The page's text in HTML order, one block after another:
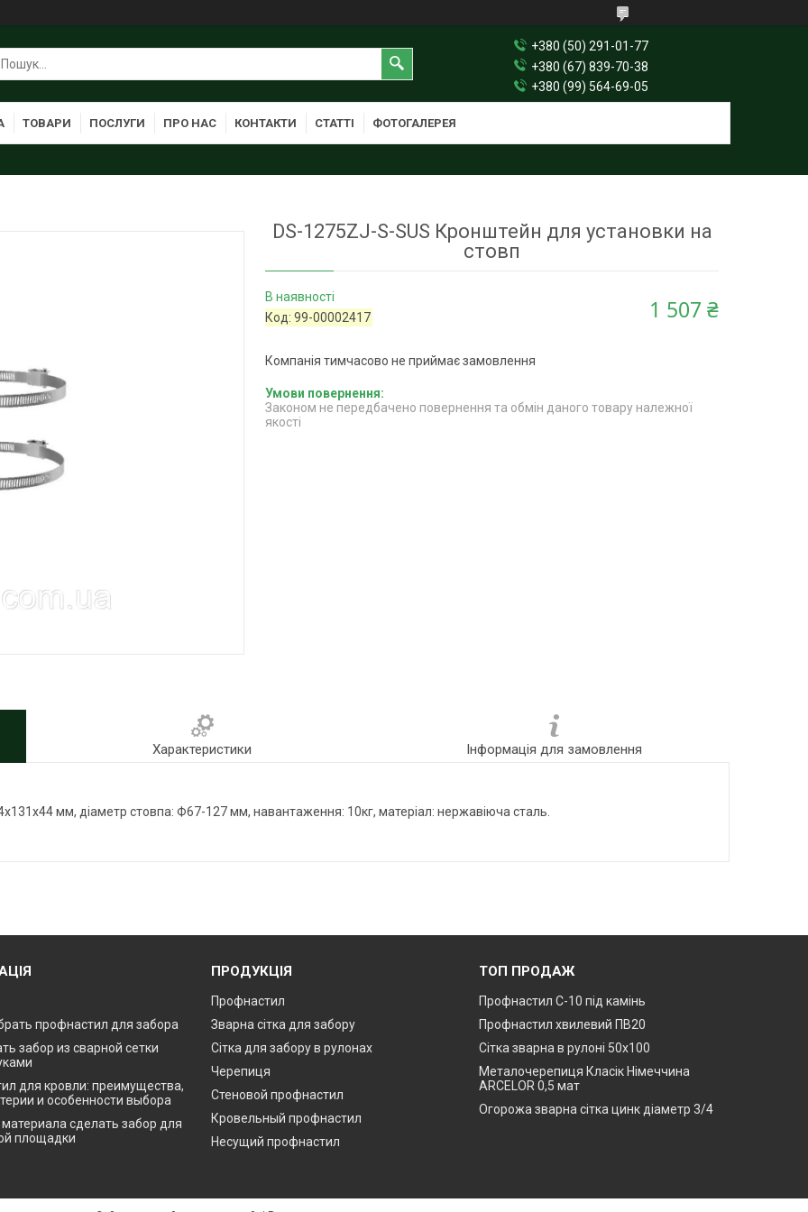
+380 (50) 291-01-77
+380 (67) 839-70-38
+380 (99) 564-69-05
ТОВАРИ ПОСЛУГИ ПРО НАС КОНТАКТИ СТАТТІ ФОТОГАЛЕРЕЯ
DS-1275ZJ-S-SUS Кронштейн для установки на
стовп
В наявності
Код:99-00002417 1 507 ₴
Компанія тимчасово не приймає замовлення
Законом не передбачено повернення та обмін даного товару належної
якості
Характеристики Інформація для замовлення
мм, діаметр стовпа: Ф67-127 мм, навантаження: 10кг, матеріал: нержавіюча сталь.
профнастил для забора
забор из сварной сетки
для кровли: преимущества,
и особенности выбора
материала сделать забор для
площадки
ПРОДУКЦІЯ
Профнастил
Зварна сітка для забору
Сітка для забору в рулонах
Черепиця
Стеновой профнастил
Кровельный профнастил
Несущий профнастил
ТОП ПРОДАЖ
Профнастил С-10 під камінь
Профнастил хвилевий ПВ20
Сітка зварна в рулоні 50х100
Металочерепиця Класік Німеччина
ARCELOR 0,5 мат
Огорожа зварна сітка цинк діаметр 3/4